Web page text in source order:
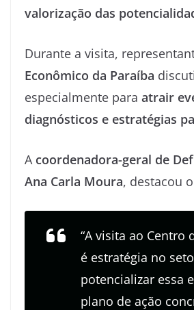
valorização das
Durante a visita,
Econômico da Paraíba
especialmente para atrair
diagnósticos e estratégias
A coordenadora-geral de
Ana Carla Moura, destacou
“A visita ao
é estratégia no
potencializar essa
plano de ação